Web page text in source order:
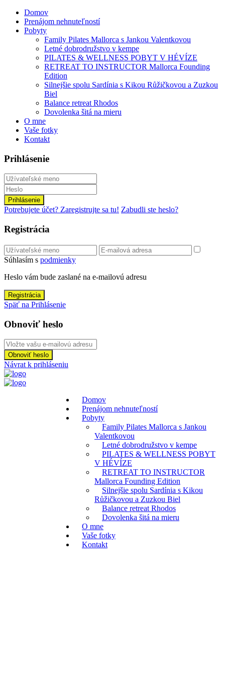
Domov
Prenájom nehnuteľností
Pobyty
Family Pilates Mallorca s Jankou Valentkovou
Letné dobrodružstvo v kempe
PILATES & WELLNESS POBYT V HÉVÍZE
RETREAT TO INSTRUCTOR Mallorca Founding
Edition
Silnejšie spolu Sardínia s Kikou Růžičkovou a Zuzkou
Biel
Balance retreat Rhodos
Dovolenka šitá na mieru
O mne
Vaše fotky
Kontakt
Prihlásenie
Prihlásenie
Potrebujete účet? Zaregistrujte sa tu! Zabudli ste heslo?
Registrácia
Súhlasím s podmienky
Heslo vám bude zaslané na e-mailovú adresu
Registrácia
Späť na Prihlásenie
Obnoviť heslo
Obnoviť heslo
Návrat k prihláseniu
Domov
Prenájom nehnuteľností
Pobyty
Family Pilates Mallorca s Jankou
Valentkovou
Letné dobrodružstvo v kempe
PILATES & WELLNESS POBYT
V HÉVÍZE
RETREAT TO INSTRUCTOR
Mallorca Founding Edition
Silnejšie spolu Sardínia s Kikou
Růžičkovou a Zuzkou Biel
Balance retreat Rhodos
Dovolenka šitá na mieru
O mne
Vaše fotky
Kontakt